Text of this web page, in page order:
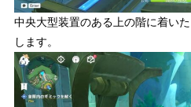
中央大型装置のある上の階に着い
します。